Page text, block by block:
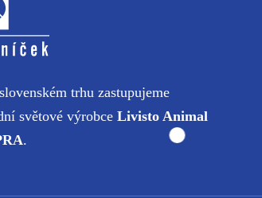
trhu zastupujeme
světové výrobce Livisto Animal
.